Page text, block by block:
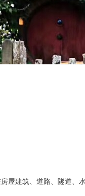
建筑、道路、隧道、